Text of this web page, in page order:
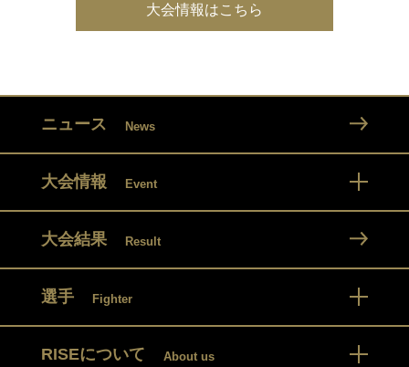
大会情報はこちら
ニュース News
大会情報 Event
大会結果 Result
選手 Fighter
RISEについて About us